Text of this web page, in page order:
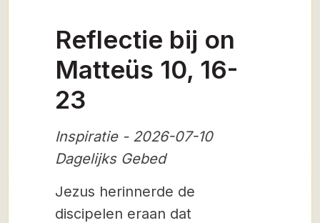
Reflectie bij on
Matteüs 10, 16-
23
Inspiratie - 2026-07-10
Dagelijks Gebed
Jezus herinnerde de
discipelen eraan dat